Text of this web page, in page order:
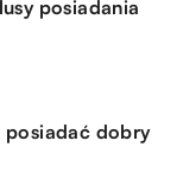
posiadania
posiadać dobry